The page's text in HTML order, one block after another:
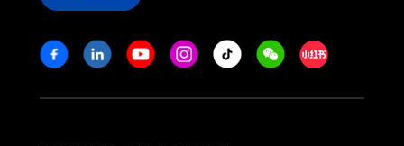
Stay in touch
FacebookLinkedinYoutubeInstagram
Tiktok WeechatXiaohongshu/